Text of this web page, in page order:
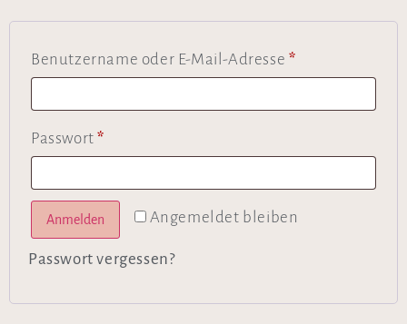
Benutzername oder E-Mail-Adresse *
Passwort*
Angemeldet bleiben
Anmelden
Passwort vergessen?